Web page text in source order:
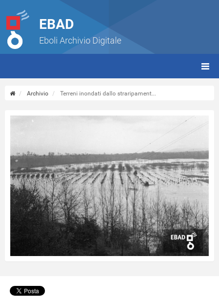
EBAD
Eboli Archivio Digitale
Archivio Terreni inondati dallo straripament...